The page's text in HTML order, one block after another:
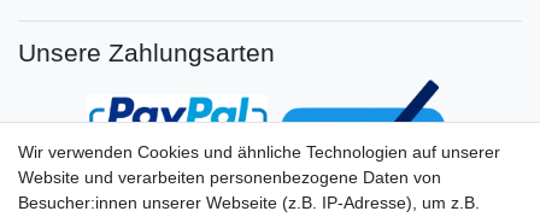
Unsere Zahlungsarten
Wir verwenden Cookies und ähnliche Technologien auf unserer
Website und verarbeiten personenbezogene Daten von
Besucher:innen unserer Webseite (z.B. IP-Adresse), um z.B.